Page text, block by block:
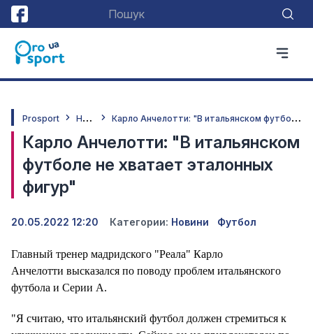
Prosport Н
овини К
арло Анчелотти: "В итальянском футболе не хватает эталонных фигур"
Карло Анчелотти: "В итальянском
футболе не хватает эталонных
фигур"
20.05.2022 12:20 Категории: Новини Футбол
Главный тренер мадридского "Реала" Карло
Анчелотти высказался по поводу проблем итальянского
футбола и Серии А.
"Я считаю, что итальянский футбол должен стремиться к